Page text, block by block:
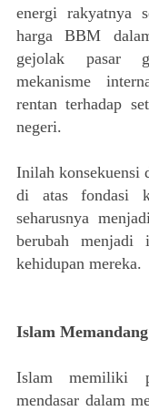
energi rakyatnya
harga BBM
gejolak pasar
mekanisme
rentan terhadap
negeri.
Inilah konsekuensi
di atas fondasi
seharusnya
berubah menjadi
kehidupan mereka.
Islam
Islam memiliki
mendasar dalam